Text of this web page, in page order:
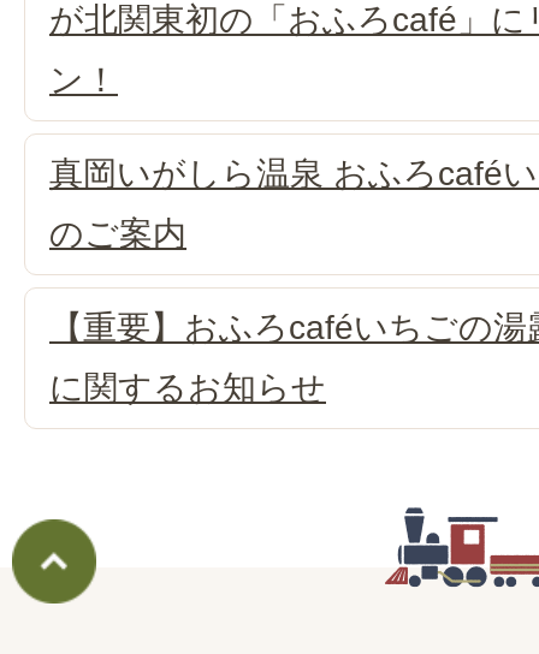
が北関東初の「おふろcafé」
ン！
真岡いがしら温泉 おふろcafé
のご案内
【重要】おふろcaféいちごの
に関するお知らせ